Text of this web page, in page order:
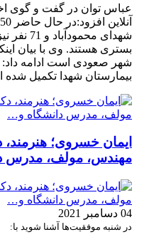
عباس توان در گفت و گوی
شهدای
بستری هستند. وی با بیان
شهر صعودی است ادامه
بیمارستان شهدا تکمیل
ایمان خسروی؛
مهندس، مولف، مدرس
04 دسامبر 2021
در شنبه موفقیت‌ها آشنا شوید با: